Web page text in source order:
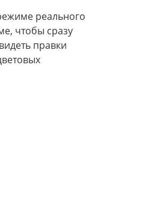
реального
чтобы сразу
правки